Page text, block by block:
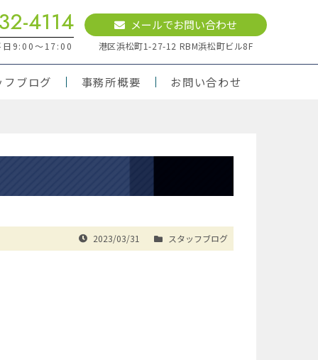
4114
日9:00～17:00
メールでお問い合わせ
港区浜松町1-27-12 RBM浜松町ビル8F
フブログ 事務所概要 お問い合わせ
2023/03/31 スタッフブログ